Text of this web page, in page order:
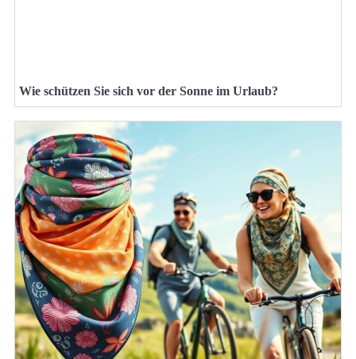
Wie schützen Sie sich vor der Sonne im Urlaub?